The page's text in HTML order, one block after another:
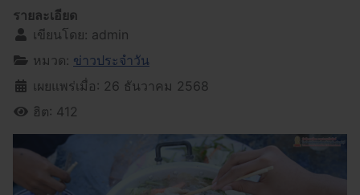
รายละเอียด
เขียนโดย: admin
หมวด: ข่าวประจำวัน
เผยแพร่เมื่อ: 26 ธันวาคม 2568
ฮิต: 412